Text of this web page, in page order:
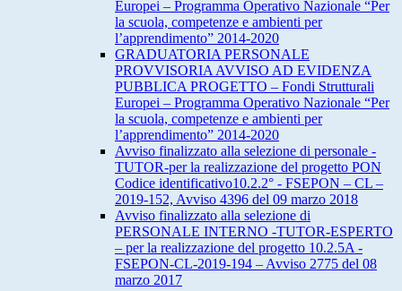
Europei – Programma Operativo Nazionale “Per
la scuola, competenze e ambienti per
l’apprendimento” 2014-2020
GRADUATORIA PERSONALE
PROVVISORIA AVVISO AD EVIDENZA
PUBBLICA PROGETTO – Fondi Strutturali
Europei – Programma Operativo Nazionale “Per
la scuola, competenze e ambienti per
l’apprendimento” 2014-2020
Avviso finalizzato alla selezione di personale -
TUTOR-per la realizzazione del progetto PON
Codice identificativo10.2.2° - FSEPON – CL –
2019-152, Avviso 4396 del 09 marzo 2018
Avviso finalizzato alla selezione di
PERSONALE INTERNO -TUTOR-ESPERTO
– per la realizzazione del progetto 10.2.5A -
FSEPON-CL-2019-194 – Avviso 2775 del 08
marzo 2017